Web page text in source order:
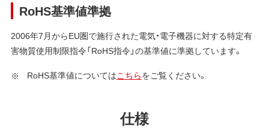
RoHS基準値準拠
2006年7月からEU圏で施行された電気・電子機器に対する特定有
害物質使用制限指令「RoHS指令」の基準値に準拠しています。
RoHS基準値についてはこちらをご覧ください。
仕様